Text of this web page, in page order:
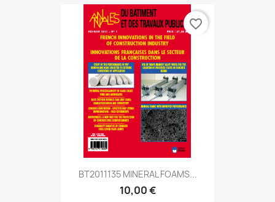
BT2011135 MINERAL FOAMS...
10,00 €
favorite_border